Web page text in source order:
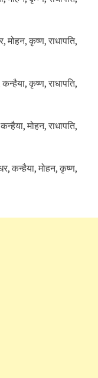
मोहन, कृष्ण, राधापति,
कन्हैया, कृष्ण, राधापति,
मोहन, राधापति,
कन्हैया, मोहन, कृष्ण,